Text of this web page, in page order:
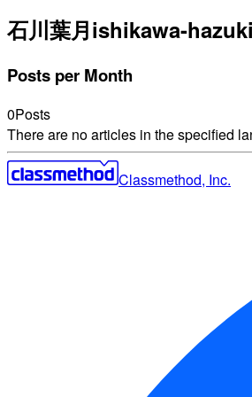
石川葉月ishikawa-hazuki
Posts per Month
0Posts
There are no articles in the specified
Classmethod, Inc.